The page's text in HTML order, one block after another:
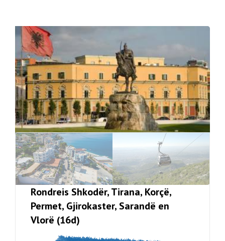
Rondreis Shkodër, Tirana, Korçë,
Permet, Gjirokaster, Sarandë en
Vlorë (16d)